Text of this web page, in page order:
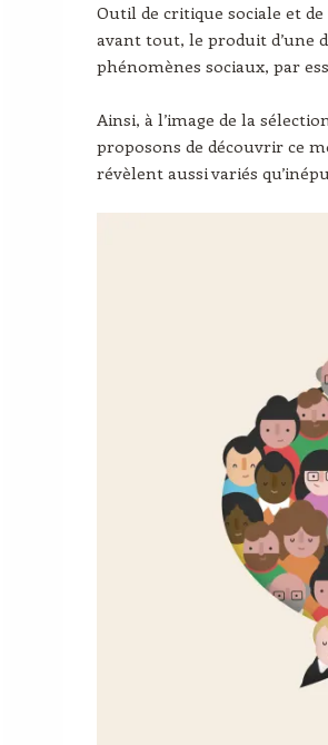
Outil de critique sociale et
avant tout, le produit d’une
phénomènes sociaux, par
Ainsi, à l’image de la
proposons de découvrir ce
révèlent aussi variés